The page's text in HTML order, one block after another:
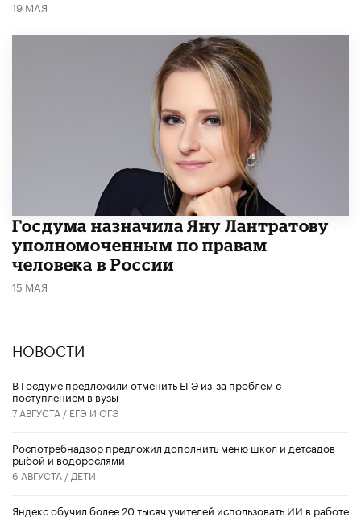
19 МАЯ
Госдума назначила Яну Лантратову
уполномоченным по правам
человека в России
15 МАЯ
НОВОСТИ
В Госдуме предложили отменить ЕГЭ из-за проблем с
поступлением в вузы
7 АВГУСТА / ЕГЭ И ОГЭ
Роспотребнадзор предложил дополнить меню школ и детсадов
рыбой и водорослями
6 АВГУСТА / ДЕТИ
​Яндекс обучил более 20 тысяч учителей использовать ИИ в работе